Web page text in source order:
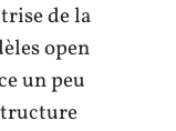
de la
open
un peu